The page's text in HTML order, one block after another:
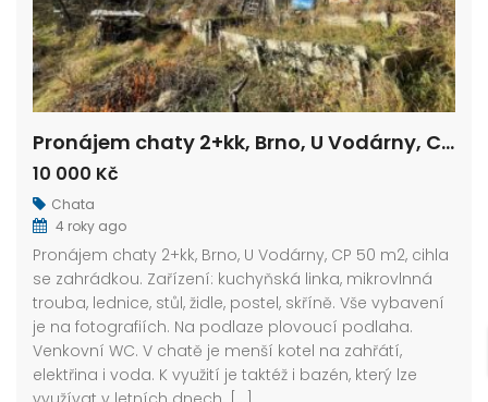
Pronájem chaty 2+kk, Brno, U Vodárny, CP 50 m2, cihla se zahrádkou.
10 000 Kč
Chata
4 roky ago
Pronájem chaty 2+kk, Brno, U Vodárny, CP 50 m2, cihla
se zahrádkou. Zařízení: kuchyňská linka, mikrovlnná
trouba, lednice, stůl, židle, postel, skříně. Vše vybavení
je na fotografiích. Na podlaze plovoucí podlaha.
Venkovní WC. V chatě je menší kotel na zahřátí,
elektřina i voda. K využití je taktéž i bazén, který lze